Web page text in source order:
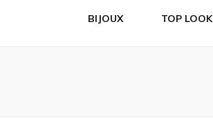
BIJOUX TOP LOOK